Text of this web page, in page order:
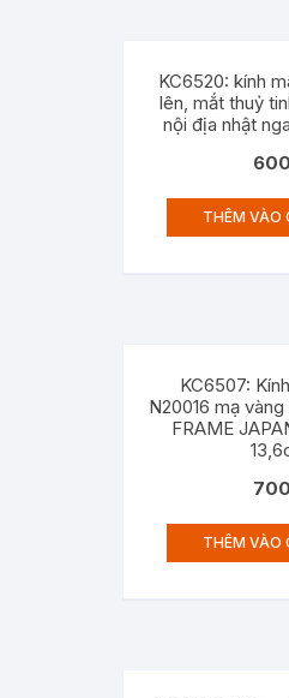
KC6520: kính
lên, mắt thuỷ
nội địa nhật
600
THÊM VÀO
KC6507:
N20016 mạ
FRAME
700
THÊM VÀO